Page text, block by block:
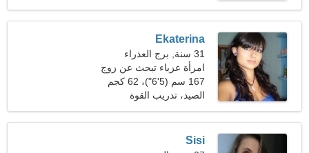
Ekaterina
31 سنة, برج العذراء
امرأة عزباء تبحث عن زوج
167 سم (5'6")، 62 كجم
(136 رطلا)
الصيد، تدريب القوة
Sisi